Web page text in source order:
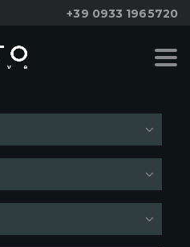
+39 0933 1965720